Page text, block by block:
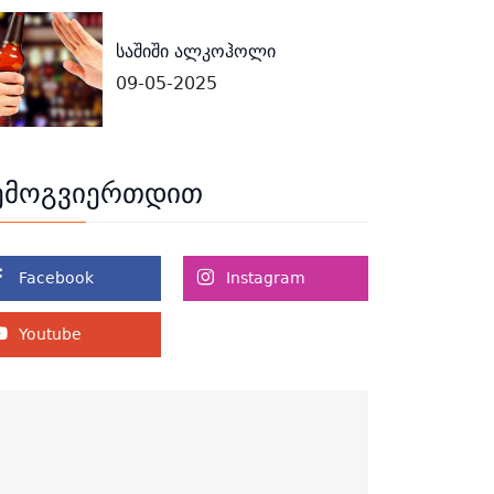
საშიში ალკოჰოლი
09-05-2025
Facebook Instagram
Youtube